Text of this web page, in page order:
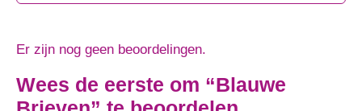
Er zijn nog geen beoordelingen.
Wees de eerste om “Blauwe